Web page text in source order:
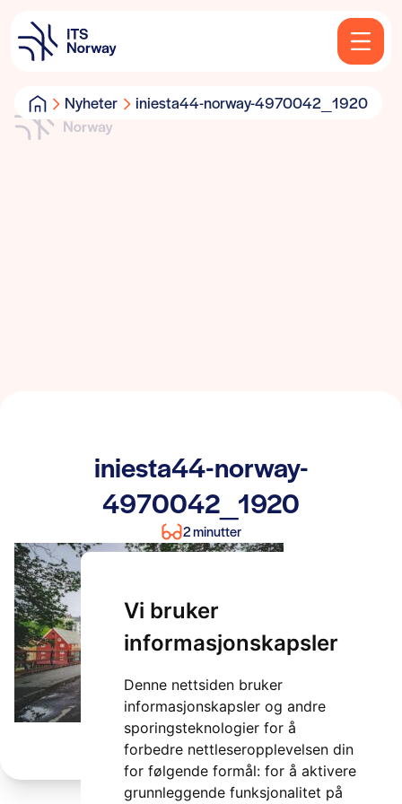
Vi bruker
informasjonskapsler
Denne nettsiden bruker
informasjonskapsler og andre
sporingsteknologier for å
forbedre nettleseropplevelsen din
for følgende formål: for å aktivere
grunnleggende funksjonalitet på
Nyheter iniesta44-norway-4970042_1920
iniesta44-norway-
4970042_1920
2 minutter